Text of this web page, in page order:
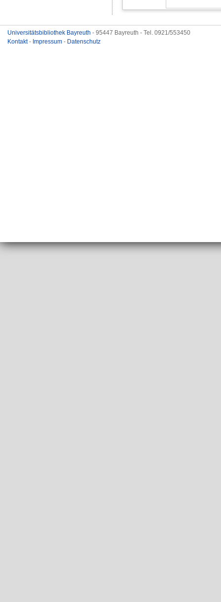
Universitätsbibliothek Bayreuth - 95447 Bayreuth - Tel. 0921/553450
Kontakt- Impressum - Datenschutz